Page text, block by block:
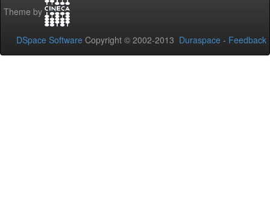
Theme by
DSpace Software Copyright © 2002-2013 Duraspace - Feedback